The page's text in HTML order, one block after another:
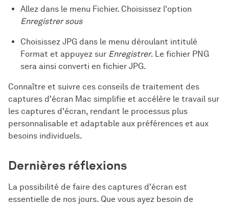
Allez dans le menu Fichier. Choisissez l'option
Enregistrer sous
Choisissez JPG dans le menu déroulant intitulé
Format et appuyez sur Enregistrer. Le fichier PNG
sera ainsi converti en fichier JPG.
Connaître et suivre ces conseils de traitement des
captures d'écran Mac simplifie et accélère le travail sur
les captures d'écran, rendant le processus plus
personnalisable et adaptable aux préférences et aux
besoins individuels.
Dernières réflexions
La possibilité de faire des captures d'écran est
essentielle de nos jours. Que vous ayez besoin de